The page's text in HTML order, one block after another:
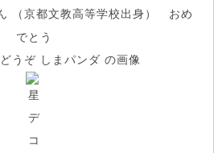
（京都文教高等学校出身） おめ
でとう